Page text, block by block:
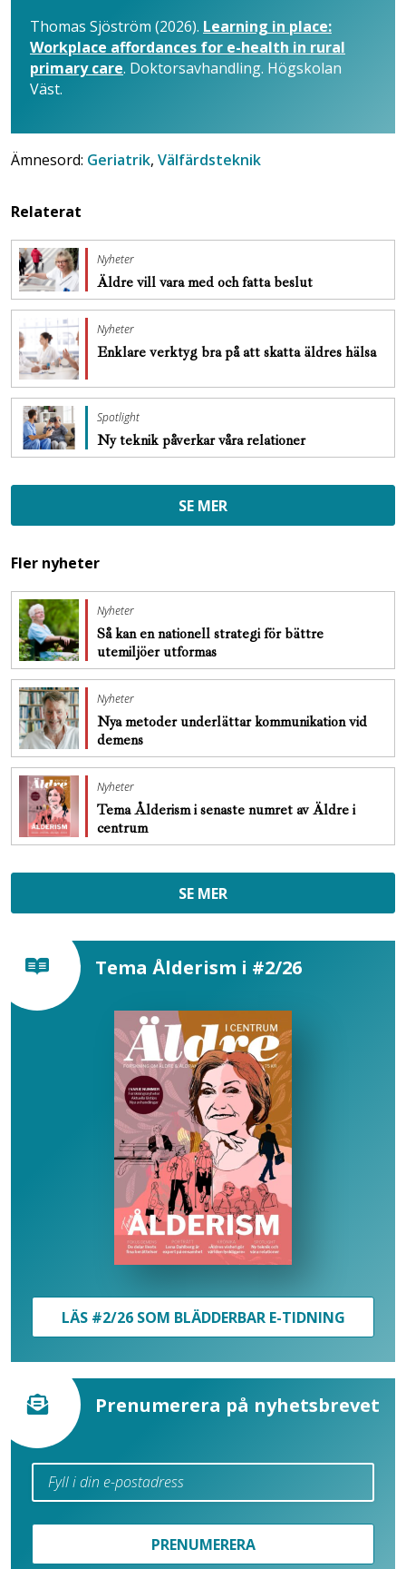
Thomas Sjöström (2026). Learning in place:
Workplace affordances for e-health in rural
primary care. Doktorsavhandling. Högskolan
Väst.
Ämnesord: Geriatrik, Välfärdsteknik
Relaterat
Nyheter
Äldre vill vara med och fatta beslut
Nyheter
Enklare verktyg bra på att skatta äldres hälsa
Spotlight
Ny teknik påverkar våra relationer
SE MER
Fler nyheter
Nyheter
Så kan en nationell strategi för bättre
utemiljöer utformas
Nyheter
Nya metoder underlättar kommunikation vid
demens
Nyheter
Tema Ålderism i senaste numret av Äldre i
centrum
SE MER
Tema Ålderism i #2/26
LÄS #2/26 SOM BLÄDDERBAR E-TIDNING
Prenumerera på nyhetsbrevet
PRENUMERERA